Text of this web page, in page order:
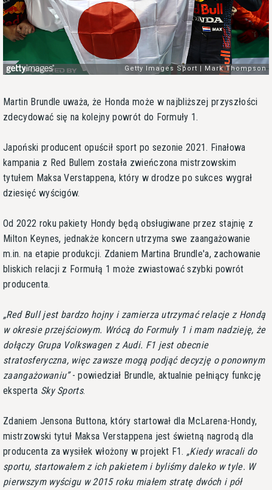
Martin Brundle uważa, że Honda może w najbliższej przyszłości
zdecydować się na kolejny powrót do Formuły 1.
Japoński producent opuścił sport po sezonie 2021. Finałowa
kampania z Red Bullem została zwieńczona mistrzowskim
tytułem Maksa Verstappena, który w drodze po sukces wygrał
dziesięć wyścigów.
Od 2022 roku pakiety Hondy będą obsługiwane przez stajnię z
Milton Keynes, jednakże koncern utrzyma swe zaangażowanie
m.in. na etapie produkcji. Zdaniem Martina Brundle'a, zachowanie
bliskich relacji z Formułą 1 może zwiastować szybki powrót
producenta.
Red Bull jest bardzo hojny i zamierza utrzymać relacje z Hondą
w okresie przejściowym. Wrócą do Formuły 1 i mam nadzieję, że
dołączy Grupa Volkswagen z Audi. F1 jest obecnie
stratosferyczna, więc zawsze mogą podjąć decyzję o ponownym
zaangażowaniu - powiedział Brundle, aktualnie pełniący funkcję
eksperta Sky Sports.
Zdaniem Jensona Buttona, który startował dla McLarena-Hondy,
mistrzowski tytuł Maksa Verstappena jest świetną nagrodą dla
producenta za wysiłek włożony w projekt F1.
Kiedy wracali do
sportu, startowałem z ich pakietem i byliśmy daleko w tyle. W
pierwszym wyścigu w 2015 roku miałem stratę dwóch i pół